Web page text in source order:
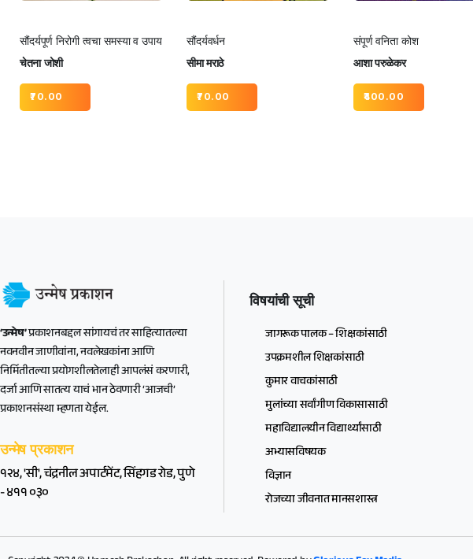
सौंदर्यपूर्ण निरोगी त्वचा समस्या व उपाय
चेतना जोशी
70.00
सौंदर्यवर्धन
सीमा मराठे
70.00
संपूर्ण वनिता कोश
आशा परुळेकर
400.00
‘उन्मेष’प्रकाशनबद्दल सांगायचं तर साहित्यातल्या
नवनवीन जाणीवांना, नवलेखकांना आणि
निर्मितीतल्या प्रयोगशीलतेलाही आपलंसं करणारी,
दर्जा आणि सातत्य याचं भान ठेवणारी ‘आजची’
प्रकाशनसंस्था म्हणता येईल.
उन्मेष प्रकाशन
१२४, 'सी', चंद्रनील अपार्टमेंट, सिंहगड रोड, पुणे
- ४११ ०३०
विषयांची सूची
जागरूक पालक – शिक्षकांसाठी
उपक्रमशील शिक्षकांसाठी
कुमार वाचकांसाठी
मुलांच्या सर्वांगीण विकासासाठी
महाविद्यालयीन विद्यार्थ्यांसाठी
अभ्यासविषयक
विज्ञान
रोजच्या जीवनात मानसशास्त्र